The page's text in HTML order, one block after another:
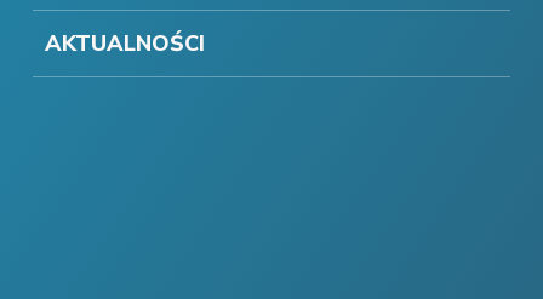
AKTUALNOŚCI